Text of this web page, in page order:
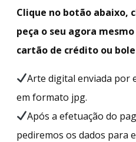
Clique no botão abaixo,
peça o seu agora
cartão de crédito ou
Arte digital enviada por
em formato jpg.
Após a efetuação do
pediremos os dados para